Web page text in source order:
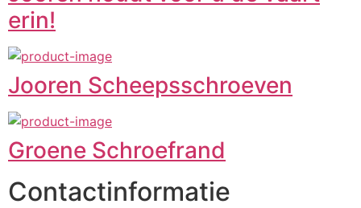
erin!
Jooren Scheepsschroeven
Groene Schroefrand
Contactinformatie